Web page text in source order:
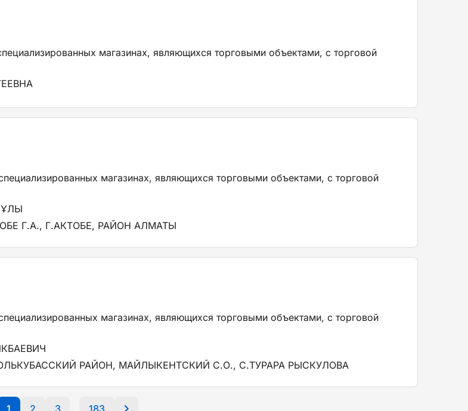
магазинах, являющихся торговыми объектами, с торговой
магазинах, являющихся торговыми объектами, с торговой
Г.А., Г.АКТОБЕ, РАЙОН АЛМАТЫ
магазинах, являющихся торговыми объектами, с торговой
РАЙОН, МАЙЛЫКЕНТСКИЙ С.О., С.ТУРАРА РЫСКУЛОВА
1 2 3 183